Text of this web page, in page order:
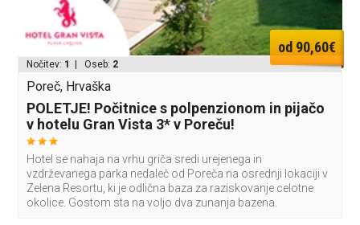
od 90,60€
Nočitev: 1 | Oseb: 2
Poreč, Hrvaška
POLETJE! Počitnice s polpenzionom in pijačo
v hotelu Gran Vista 3* v Poreču!
Hotel se nahaja na vrhu griča sredi urejenega in
vzdrževanega parka nedaleč od Poreča na osrednji lokaciji v
Zelena Resortu, ki je odlična baza za raziskovanje celotne
okolice. Gostom sta na voljo dva zunanja bazena.